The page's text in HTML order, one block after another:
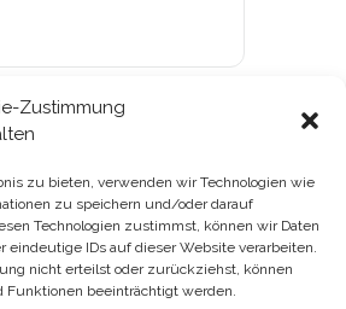
Zustimmung
zu bieten, verwenden wir Technologien wie
zu speichern und/oder darauf
Technologien zustimmst, können wir Daten
eindeutige IDs auf dieser Website verarbeiten.
nicht erteilst oder zurückziehst, können
beeinträchtigt werden.
& Kundenkarte
Datenschutz